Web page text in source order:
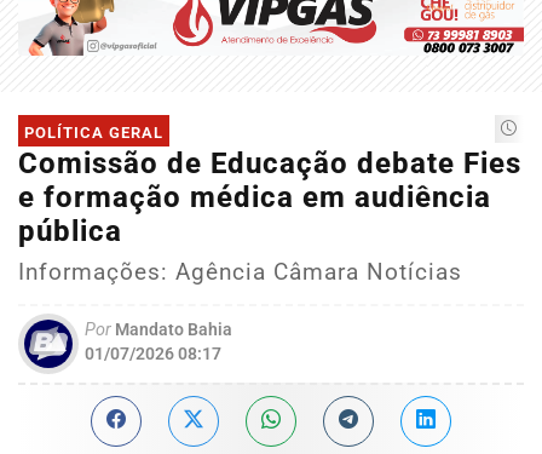
POLÍTICA GERAL
Comissão de Educação debate Fies
e formação médica em audiência
pública
Informações: Agência Câmara Notícias
Por Mandato Bahia
01/07/2026 08:17